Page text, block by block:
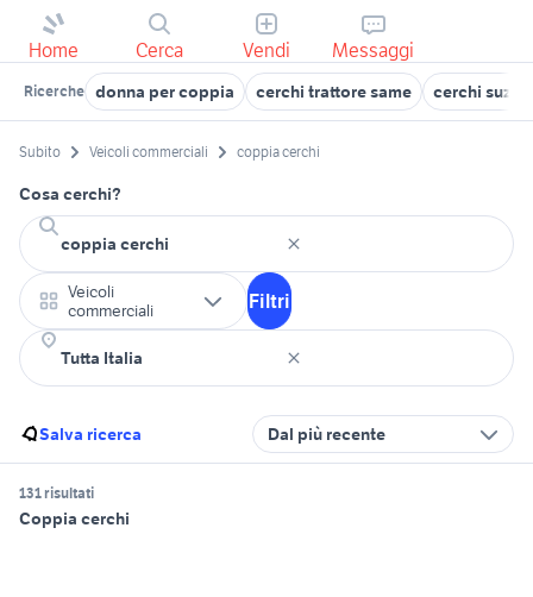
Home Cerca Vendi Messaggi
Ricerche donna per coppia cerchi trattore same cerchi
Subito Veicoli commerciali coppia cerchi
Cosa cerchi?
Veicoli
commerciali
Filtri
Salva ricerca Dal più recente
131 risultati
Coppia cerchi